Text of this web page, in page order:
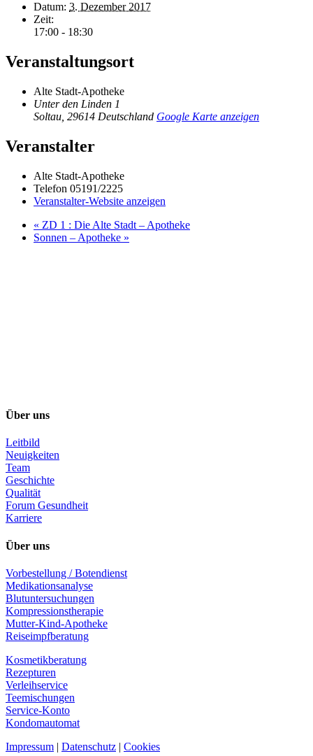
Datum: 3. Dezember 2017
Zeit:
17:00 - 18:30
Veranstaltungsort
Alte Stadt-Apotheke
Unter den Linden 1
Soltau 29614 Deutschland Google Karte anzeigen
Veranstalter
Alte Stadt-Apotheke
Telefon 05191/2225
Veranstalter-Website anzeigen
« ZD 1 : Die Alte Stadt – Apotheke
Sonnen – Apotheke »
Über uns
Leitbild
Neuigkeiten
Team
Geschichte
Qualität
Forum Gesundheit
Karriere
Über uns
Vorbestellung / Botendienst
Medikationsanalyse
Blutuntersuchungen
Kompressionstherapie
Mutter-Kind-Apotheke
Reiseimpfberatung
Kosmetikberatung
Rezepturen
Verleihservice
Teemischungen
Service-Konto
Kondomautomat
Impressum | Datenschutz | Cookies